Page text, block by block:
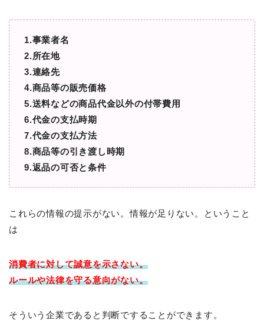
1.事業者名
2.所在地
3.連絡先
4.商品等の販売価格
5.送料などの商品代金以外の付帯費用
6.代金の支払時期
7.代金の支払方法
8.商品等の引き渡し時期
9.返品の可否と条件
これらの情報の提示がない。情報が足りない。ということ
は
消費者に対して誠意を示さない。
ルールや法律を守る意向がない。
そういう企業であると判断ですることができます。